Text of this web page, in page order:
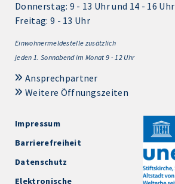
Donnerstag: 9 - 13 Uhr und 14 - 16 Uhr
Freitag: 9 - 13 Uhr
Einwohnermeldestelle zusätzlich
jeden 1. Sonnabend im Monat 9 - 12 Uhr
Ansprechpartner
Weitere Öffnungszeiten
Impressum
Barrierefreiheit
Datenschutz
Elektronische